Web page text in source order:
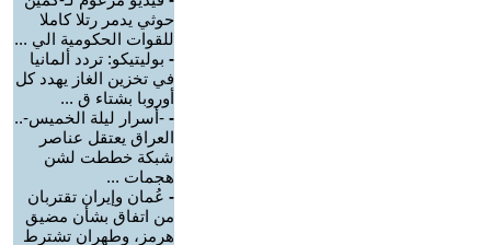
حوثي يدمر رتلا كاملا
للقوات الحكومية الي ...
- بوليتيكو: تردد ألمانيا
في تخزين الغاز يهدد كل
أوروبا بشتاء ق ...
- -أسرار ليلة الخميس-..
العراق يعتقل عناصر
شبكة خططت لشن
هجمات ...
- عُمان وإيران تقتربان
من اتفاق بشأن مضيق
هرمز، وطهران تشترط